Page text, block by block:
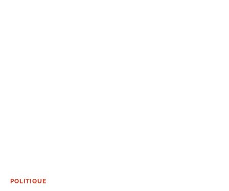
POLITIQUE